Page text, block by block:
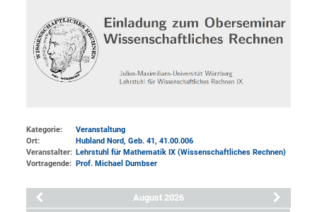
Kategorie:
Veranstaltung
Ort:
Hubland Nord, Geb. 41, 41.00.006
Veranstalter: Lehrstuhl für Mathematik IX (Wissenschaftliches Rechnen)
Vortragende: Prof. Michael Dumbser
August 2026